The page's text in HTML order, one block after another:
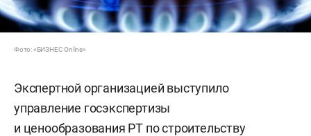
Фото: «БИЗНЕС Online»
Экспертной организацией выступило
управление госэкспертизы
и ценообразования РТ по строительству